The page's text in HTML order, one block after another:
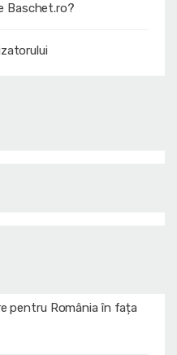
Baschet.ro?
pentru România în fața